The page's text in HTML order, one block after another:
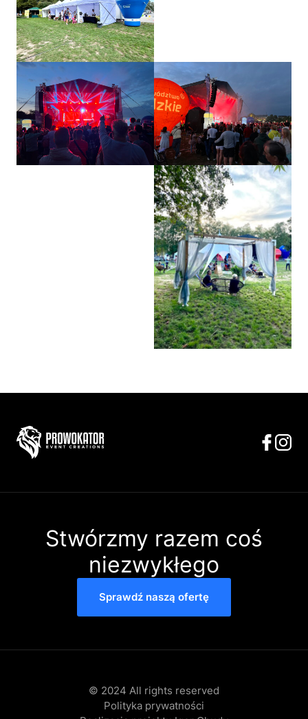
Stwórzmy razem coś
niezwykłego
Sprawdź naszą ofertę
© 2024 All rights reserved
Polityka prywatności